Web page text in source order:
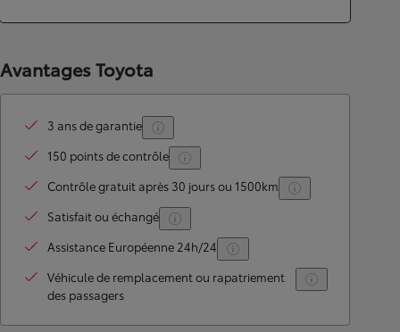
Avantages Toyota
3 ans de garantie
150 points de contrôle
Contrôle gratuit après 30 jours ou 1500km
Satisfait ou échangé
Assistance Européenne 24h/24
Véhicule de remplacement ou rapatriement
des passagers